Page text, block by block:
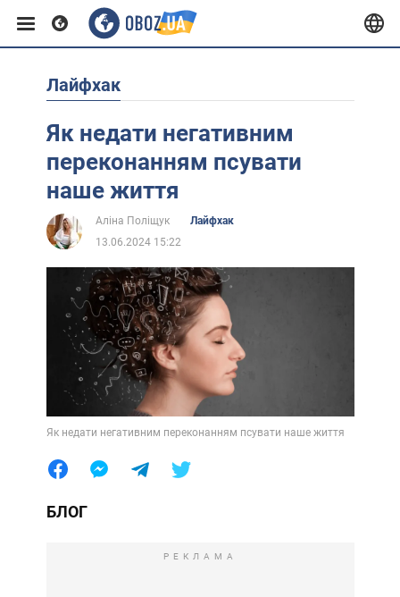
Європа
США
Африка
Лайфхаки
Лайфхак
Як недати негативним
переконанням псувати
наше життя
Аліна Поліщук
Лайфхак
13.06.2024 15:22
Як недати негативним переконанням псувати наше життя
БЛОГ
РЕКЛАМА